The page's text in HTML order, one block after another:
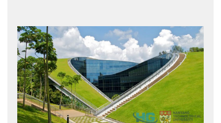
học tập và nghiên cứu chất lượng nhằm nâng cao
kỹ năng, kiến thức và năng lực của sinh viên và các
đối tác của trườngXem thêm